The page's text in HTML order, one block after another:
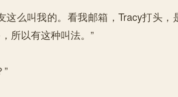
么叫我的。看我邮箱，Tracy打头，
所以有这种叫法。”